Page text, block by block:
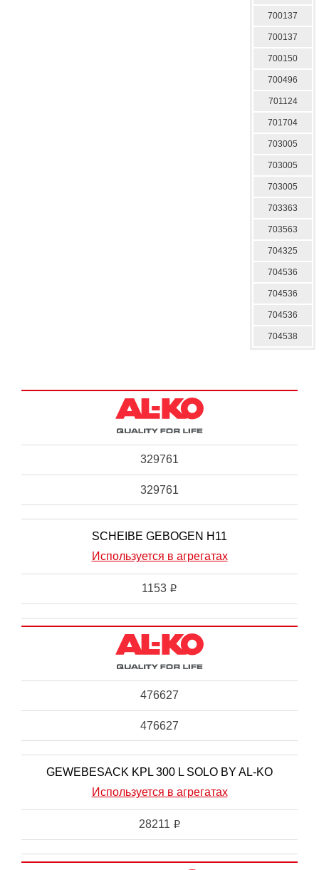
700137
700137
700150
700496
701124
701704
703005
703005
703005
703363
703563
704325
704536
704536
704536
704538
329761
329761
SCHEIBE GEBOGEN H11
Используется в агрегатах
1153 i
476627
476627
GEWEBESACK KPL 300 L SOLO BY AL-KO
Используется в агрегатах
28211 i